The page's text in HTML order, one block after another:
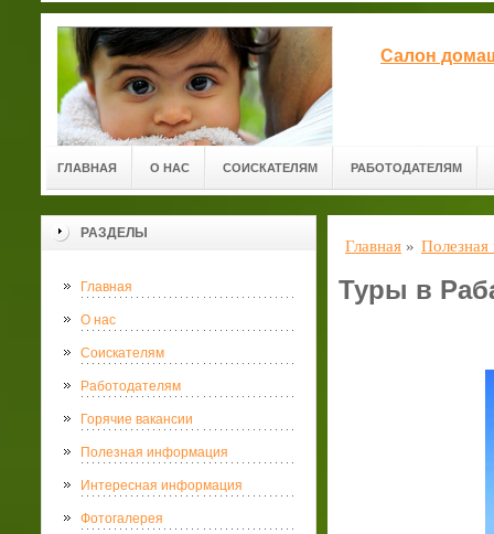
Салон
ГЛАВНАЯ О НАС СОИСКАТЕЛЯМ РАБОТОДАТЕЛЯМ
РАЗДЕЛЫ
Главная
О нас
Соискателям
Работодателям
Горячие вакансии
Полезная информация
Интересная информация
Фотогалерея
Главная »
Туры в